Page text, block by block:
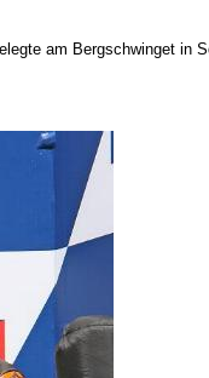
am Bergschwinget in